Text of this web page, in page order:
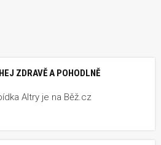
ZDRAVĚ A POHODLNĚ
Altry je na Běž.cz